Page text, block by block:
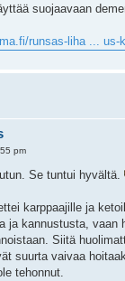
suojaavaan
runsas-liha ... us-
pm
Se tuntui hyvältä.
karppaajille ja
ja kannustusta, vaan
Siitä
suurta vaivaa
tehonnut.